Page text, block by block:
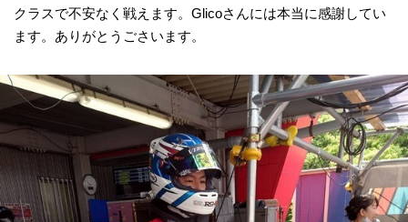
クラスで不安なく戦えます。Glicoさんには本当に感謝してい
ます。ありがとうごさいます。